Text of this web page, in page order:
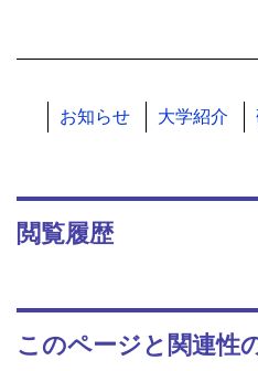
お知らせ
大学紹介
閲覧履歴
このページと関連性